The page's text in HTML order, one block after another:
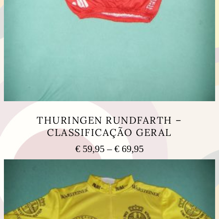
THURINGEN RUNDFARTH –
CLASSIFICAÇÃO GERAL
€ 59,95 – € 69,95Price
range:
through
€ 69,95
product
has
multiple
variants.
options